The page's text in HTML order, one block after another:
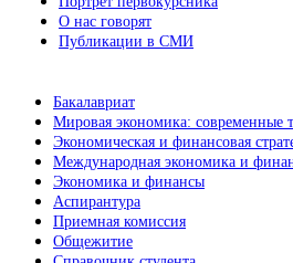
О нас говорят
Публикации в СМИ
Бакалавриат
Мировая экономика: современные
Экономическая и финансовая
Международная экономика и
Экономика и финансы
Аспирантура
Приемная комиссия
Общежитие